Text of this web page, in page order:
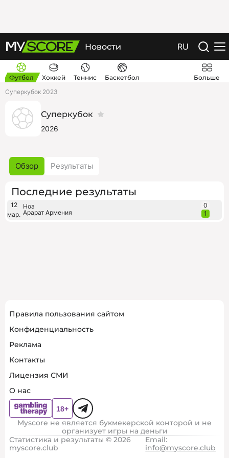
Новости RU
Футбол Хоккей Теннис Баскетбол
Больше
Суперкубок 2023
Суперкубок
2026
Обзор Результаты
Последние результаты
12
мар.
Ноа
Арарат Армения
0
1
Правила пользования сайтом
Конфиденциальность
Реклама
Контакты
Лицензия СМИ
О нас
Myscore не является букмекерской конторой и не
организует игры на деньги
Статистика и результаты © 2026
myscore.club
Email:
info@myscore.club